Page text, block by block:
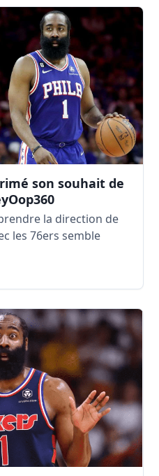
son souhait de
la direction de
les 76ers semble